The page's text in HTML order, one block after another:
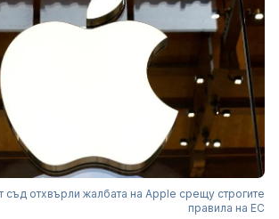
съд отхвърли жалбата на Apple срещу строгите
правила на ЕС